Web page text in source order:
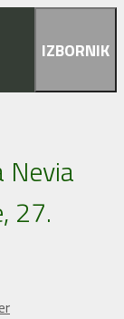
IZBORNIK
Nevia
27.